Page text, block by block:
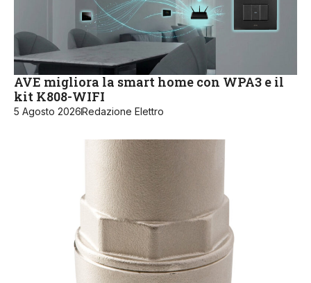
AVE migliora la smart home con WPA3 e il
kit K808-WIFI
5 Agosto 2026Redazione Elettro